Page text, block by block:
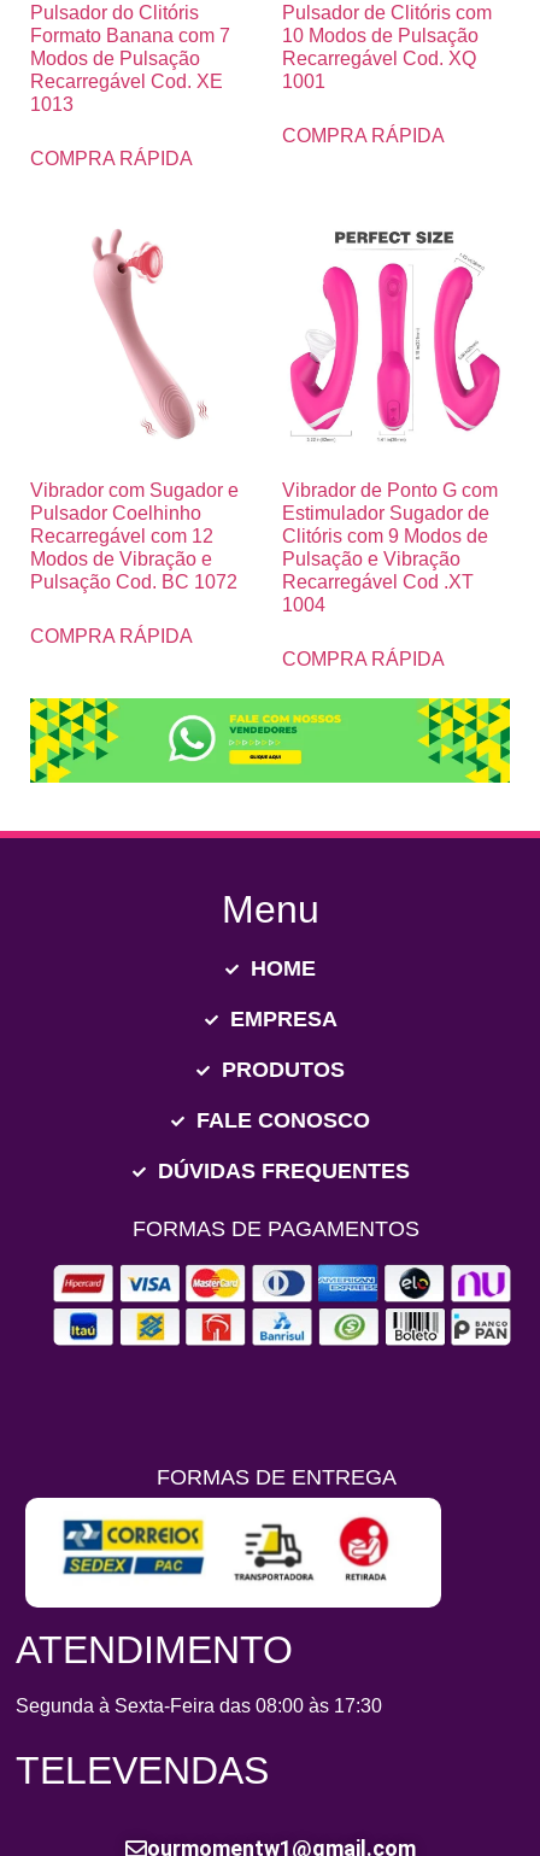
Pulsador do Clitóris
Formato Banana com 7
Modos de Pulsação
Recarregável Cod. XE
1013
COMPRA RÁPIDA
Pulsador de Clitóris com
10 Modos de Pulsação
Recarregável Cod. XQ
1001
COMPRA RÁPIDA
Vibrador com Sugador e
Pulsador Coelhinho
Recarregável com 12
Modos de Vibração e
Pulsação Cod. BC 1072
COMPRA RÁPIDA
Vibrador de Ponto G com
Estimulador Sugador de
Clitóris com 9 Modos de
Pulsação e Vibração
Recarregável Cod .XT
1004
COMPRA RÁPIDA
Menu
HOME
EMPRESA
PRODUTOS
FALE CONOSCO
DÚVIDAS FREQUENTES
FORMAS DE PAGAMENTOS
FORMAS DE ENTREGA
ATENDIMENTO
Segunda à Sexta-Feira das 08:00 às 17:30
TELEVENDAS
ourmomentw1@gmail.com